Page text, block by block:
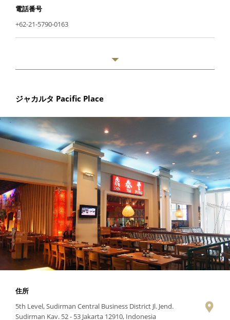
電話番号
+62-21-5790-0163
ジャカルタ Pacific Place
住所
5th Level, Sudirman Central Business District Jl. Jend.
Sudirman Kav. 52 - 53 Jakarta 12910, Indonesia